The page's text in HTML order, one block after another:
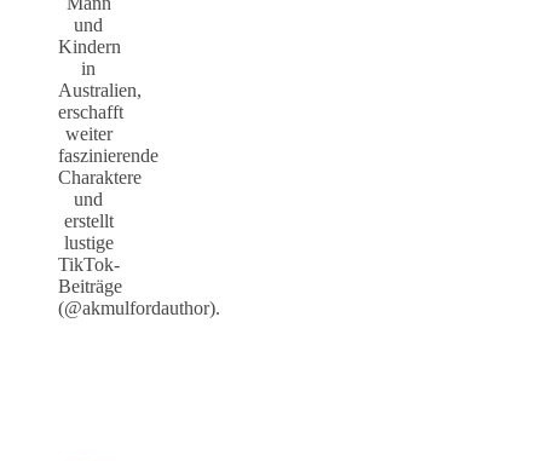
und
Kindern
in
Australien,
erschafft
weiter
faszinierende
Charaktere
und
erstellt
lustige
TikTok-
Beiträge
(@akmulfordauthor).